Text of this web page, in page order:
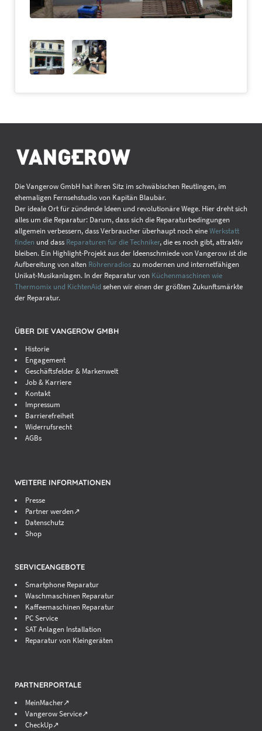
Die Vangerow GmbH hat ihren Sitz im schwäbischen Reutlingen, im
ehemaligen Fernsehstudio von Kapitän Blaubär.
Der ideale Ort für zündende Ideen und revolutionäre Wege. Hier dreht sich
alles um die Reparatur: Darum, dass sich die Reparaturbedingungen
allgemein verbessern, dass Verbraucher überhaupt noch eineWerkstatt
finden und dass Reparaturen für die Techniker, die es noch gibt, attraktiv
bleiben. Ein Highlight-Projekt aus der Ideenschmiede von Vangerow ist die
Aufbereitung von alten Röhrenradioszu modernen und internetfähigen
Unikat-Musikanlagen. In der Reparatur von Küchenmaschinen wie
Thermomix und KichtenAid sehen wir einen der größten Zukunftsmärkte
der Reparatur.
ÜBER DIE VANGEROW GMBH
Historie
Engagement
Geschäftsfelder & Markenwelt
Job & Karriere
Kontakt
Impressum
Barrierefreiheit
Widerrufsrecht
AGBs
WEITERE INFORMATIONEN
Presse
Partner werden↗
Datenschutz
Shop
SERVICEANGEBOTE
Smartphone Reparatur
Waschmaschinen Reparatur
Kaffeemaschinen Reparatur
PC Service
SAT Anlagen Installation
Reparatur von Kleingeräten
PARTNERPORTALE
MeinMacher↗
Vangerow Service↗
CheckUp↗